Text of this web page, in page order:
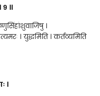
९ ॥
।
। युद्धमिति । कर्तव्यमिति
।